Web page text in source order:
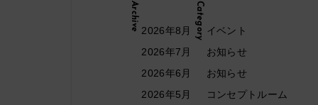
Archive 2026年8月
2026年7月
2026年6月
2026年5月
Category イベント
お知らせ
お知らせ
コンセプトルーム